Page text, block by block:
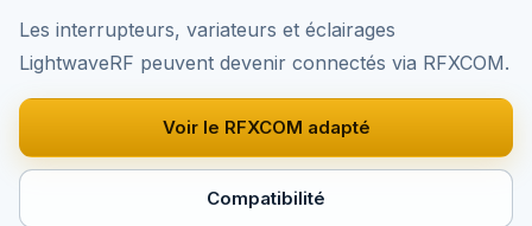
Les interrupteurs, variateurs et éclairages
LightwaveRF peuvent devenir connectés via RFXCOM.
Voir le RFXCOM adapté
Compatibilité